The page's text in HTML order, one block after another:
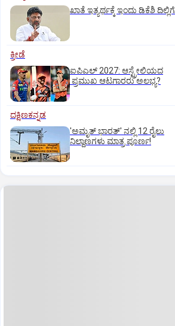
ಖಾತೆ ಇತ್ಯರ್ಥಕ್ಕೆ ಇಂದು ಡಿಕೆಶಿ ದಿಲ್ಲಿಗೆ
ಕ್ರೀಡೆ
ಐಪಿಎಲ್‌ 2027: ಆಸ್ಟ್ರೇಲಿಯದ
ಪ್ರಮುಖ ಆಟಗಾರರು ಅಲಭ್ಯ?
ದಕ್ಷಿಣಕನ್ನಡ
'ಅಮೃತ್‌ ಭಾರತ್‌' ನಲ್ಲಿ 12 ರೈಲು
ನಿಲ್ದಾಣಗಳು ಮಾತ್ರ ಪೂರ್ಣ!